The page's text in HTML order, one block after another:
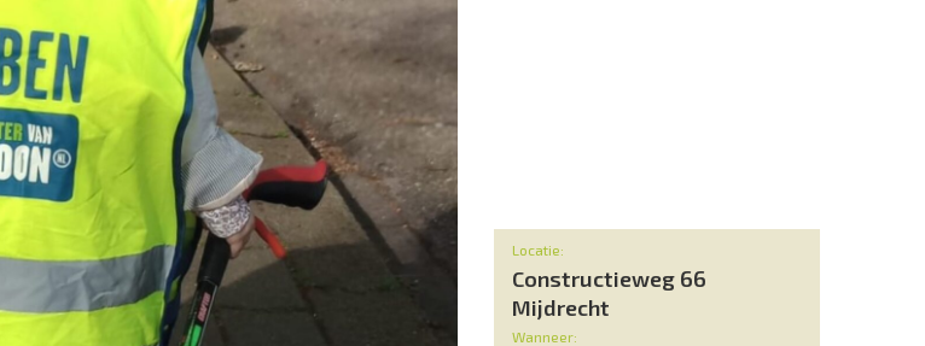
Locatie:
Constructieweg 66
Mijdrecht
Wanneer: